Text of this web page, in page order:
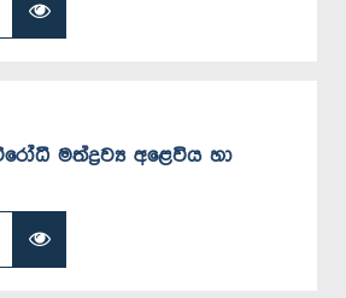
මත්ද්‍රව්‍ය අළෙවිය හා